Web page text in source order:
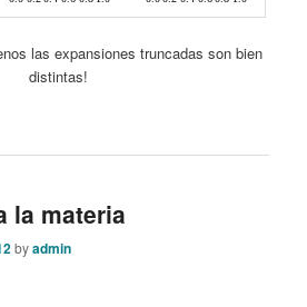
las expansiones truncadas son bien
distintas!
la materia
byadmin